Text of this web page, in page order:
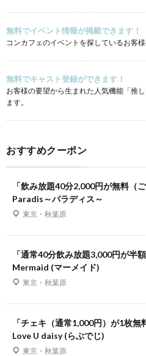
無料でイベント情報が掲載できます！
コンカフェのイベントを探しているお客
無料でキャスト登録ができます！
お客様の要望から生まれた人気機能「推
ます。
おすすめクーポン
「飲み放題40分2,000円が無料（
Paradis～パラディス～
東京・秋葉原
「通常40分飲み放題3,000円が半
Mermaid (マーメイド)
東京・秋葉原
「チェキ（通常1,000円）が1枚無
Love U daisy (らぶでじ)
東京・秋葉原